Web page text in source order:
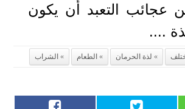
عجائب التعبد أن يكون
....
لذة الحرمان الطعام الشراب